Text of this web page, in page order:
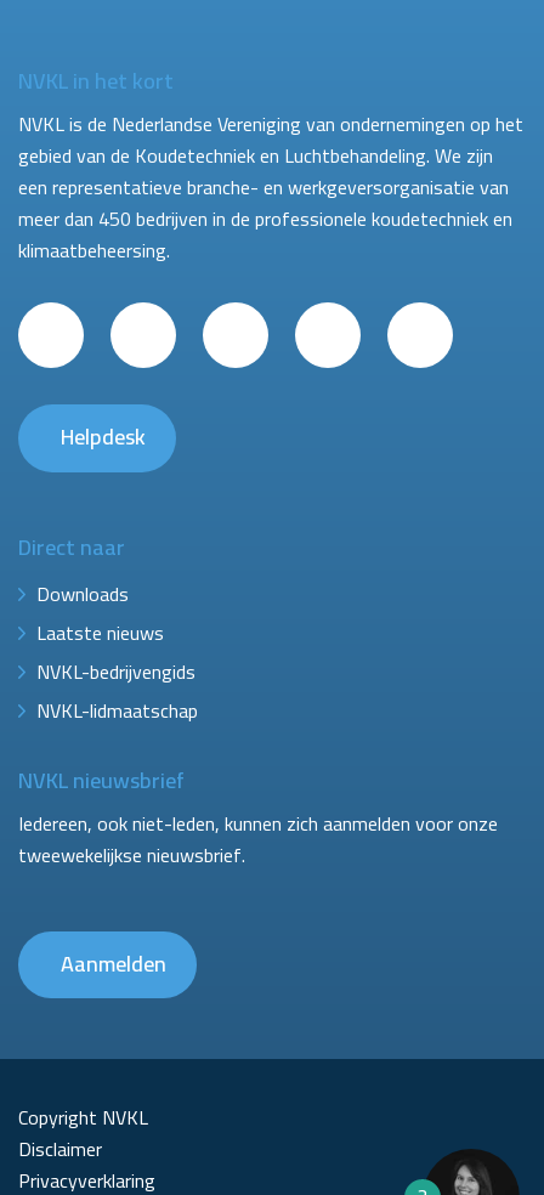
NVKL in het kort
NVKL is de Nederlandse Vereniging van ondernemingen op het
gebied van de Koudetechniek en Luchtbehandeling. We zijn
een representatieve branche- en werkgeversorganisatie van
meer dan 450 bedrijven in de professionele koudetechniek en
klimaatbeheersing.
Helpdesk
Direct naar
Downloads
Laatste nieuws
NVKL-bedrijvengids
NVKL-lidmaatschap
NVKL nieuwsbrief
Iedereen, ook niet-leden, kunnen zich aanmelden voor onze
tweewekelijkse nieuwsbrief.
Aanmelden
Copyright NVKL
Disclaimer
Privacyverklaring